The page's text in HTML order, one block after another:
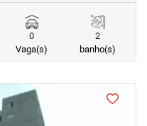
0
Vaga(s)
2
banho(s)